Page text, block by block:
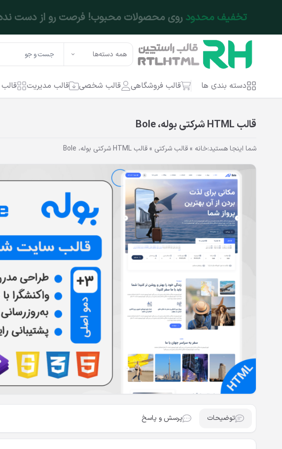
این فرصت تکرار نشدنیههمین حالا خرید کن!
همه دسته‌ها
دسته بندی ها قالب فروشگاهی قالب شخصی قالب مدیریت
قالب HTML شرکتی بوله، Bole
شما اینجا هستید:خانه »قالب شرکتی »قالب HTML شرکتی بوله، Bole
توضیحات پرسش و پاسخ